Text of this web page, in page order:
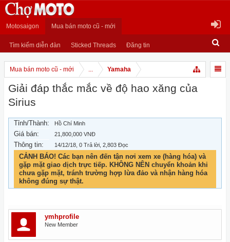
Motosaigon Mua bán moto cũ - mới
Tìm kiếm diễn đàn Sticked Threads Đăng tin
Mua bán moto cũ - mới ... Yamaha
Giải đáp thắc mắc về độ hao xăng của
Sirius
Tỉnh/Thành: Hồ Chí Minh
Giá bán: 21,800,000 VNĐ
Thông tin: 14/12/18 , 0 Trả lời, 2,803 Đọc
CẢNH BÁO! Các bạn nên đến tận nơi xem xe (hàng hóa) và
gặp mặt giao dịch trực tiếp. KHÔNG NÊN chuyển khoản khi
chưa gặp mặt, tránh trường hợp lừa đảo và nhận hàng hóa
không đúng sự thật.
ymhprofile
New Member